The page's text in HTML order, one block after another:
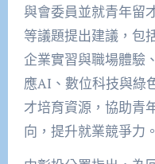
與會委員並就青年留
等議題提出建議，包
企業實習與職場體驗
應AI、數位科技與綠
才培育資源，協助青
向，提升就業競爭力。